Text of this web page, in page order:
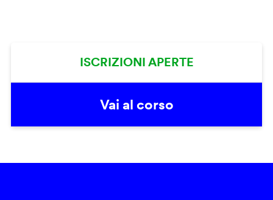
ISCRIZIONI APERTE
Vai al corso